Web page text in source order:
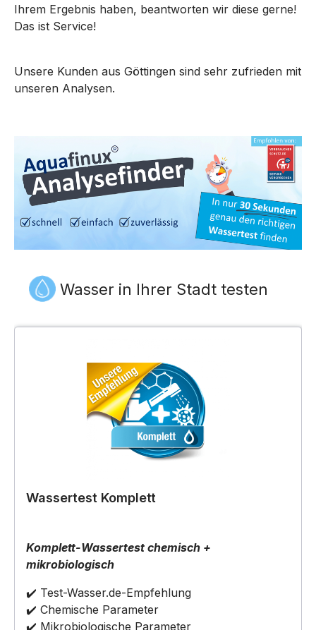
Ihrem Ergebnis haben, beantworten wir diese gerne!
Das ist Service!
Unsere Kunden aus Göttingen sind sehr zufrieden mit
unseren Analysen.
Wasser in Ihrer Stadt testen
Wassertest Komplett
Komplett-Wassertest chemisch +
mikrobiologisch
✔️ Test-Wasser.de-Empfehlung
✔️ Chemische Parameter
✔️ Mikrobiologische Parameter